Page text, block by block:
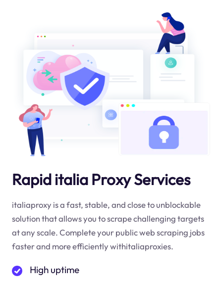
Rapid italia Proxy Services
italiaproxy is a fast, stable, and close to unblockable
solution that allows you to scrape challenging targets
at any scale. Complete your public web scraping jobs
faster and more efficiently withitaliaproxies.
High uptime